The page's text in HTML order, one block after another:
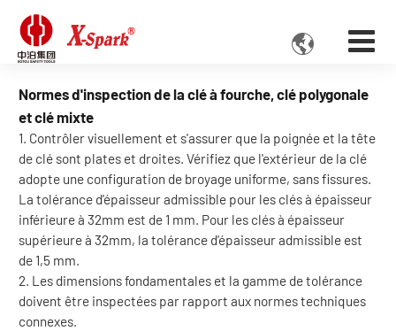

Normes d'inspection de la clé à fourche, clé polygonale
et clé mixte
1. Contrôler visuellement et s'assurer que la poignée et la tête
de clé sont plates et droites. Vérifiez que l'extérieur de la clé
adopte une configuration de broyage uniforme, sans fissures.
La tolérance d'épaisseur admissible pour les clés à épaisseur
inférieure à 32mm est de 1 mm. Pour les clés à épaisseur
supérieure à 32mm, la tolérance d'épaisseur admissible est
de 1,5 mm.
2. Les dimensions fondamentales et la gamme de tolérance
doivent être inspectées par rapport aux normes techniques
connexes.